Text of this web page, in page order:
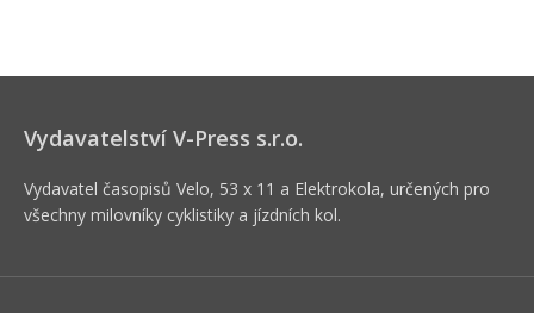
Vydavatelství V-Press s.r.o.
Vydavatel časopisů Velo, 53 x 11 a Elektrokola, určených pro
všechny milovníky cyklistiky a jízdních kol.